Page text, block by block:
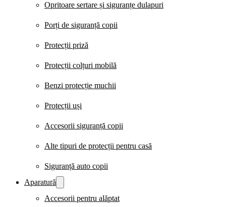
Opritoare sertare și siguranțe dulapuri
Porți de siguranță copii
Protecții priză
Protecții colțuri mobilă
Benzi protecție muchii
Protecții uși
Accesorii siguranță copii
Alte tipuri de protecții pentru casă
Siguranță auto copii
Aparatură
Accesorii pentru alăptat